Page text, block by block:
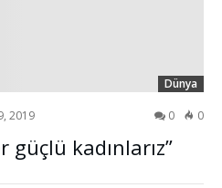
Dünya
2019 0 0
güçlü kadınlarız”